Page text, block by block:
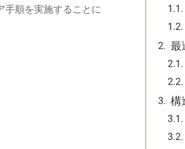
手順を実施することに
最
構